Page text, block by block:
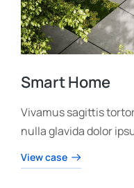
Smart Home
Vivamus sagittis
nulla glavida dolor
View case